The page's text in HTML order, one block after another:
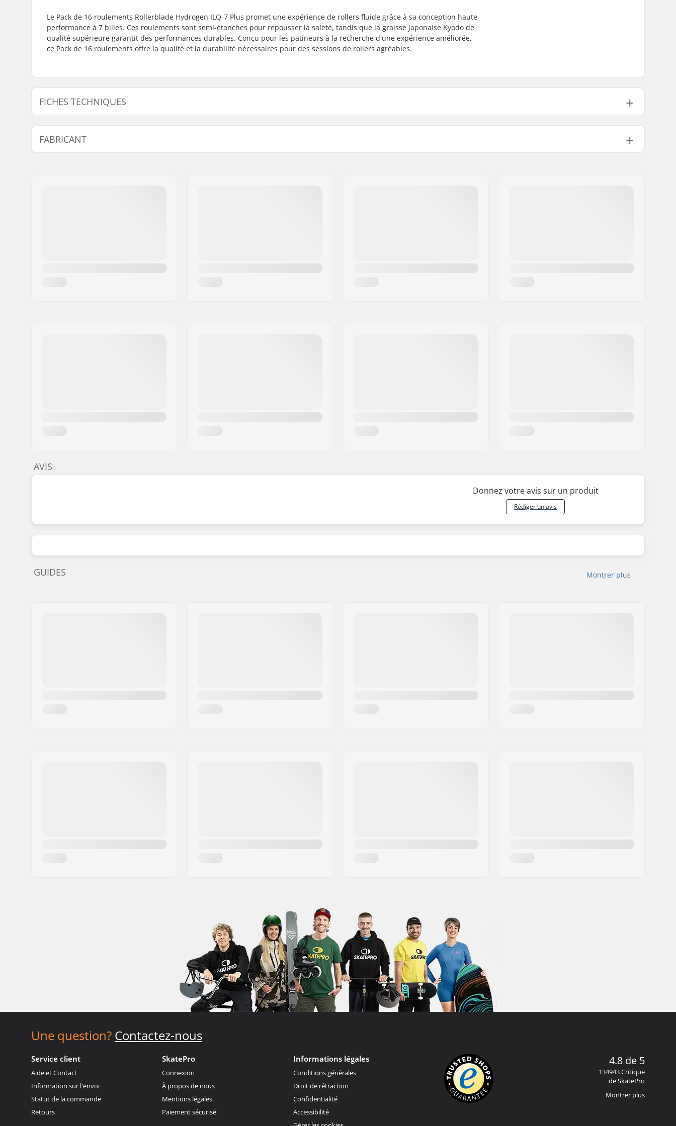
Le Pack de 16 roulements Rollerblade Hydrogen ILQ-7 Plus promet une expérience de rollers fluide grâce à sa conception haute
performance à 7 billes. Ces roulements sont semi-étanches pour repousser la saleté, tandis que la graisse japonaise Kyodo de
qualité supérieure garantit des performances durables. Conçu pour les patineurs à la recherche d'une expérience améliorée,
ce Pack de 16 roulements offre la qualité et la durabilité nécessaires pour des sessions de rollers agréables.
FICHES TECHNIQUES
Précision des roulements:
ILQ-7
Type de roulement:
Lubrifiant:
Graisse
Entretoises:
Non inclus
FABRICANT
AVIS
Donnez votre avis sur un produit
Rédiger un avis
Montrer plus
GUIDES
Une question? Contactez-nous
Service client
Aide et Contact
Information sur l'envoi
Statut de la commande
Retours
SkatePro
Connexion
À propos de nous
Mentions légales
Paiement sécurisé
Informations légales
Conditions générales
Droit de rétraction
Confidentialité
Accessibilité
4.8 de 5
134943 Critique
de SkatePro
Montrer plus